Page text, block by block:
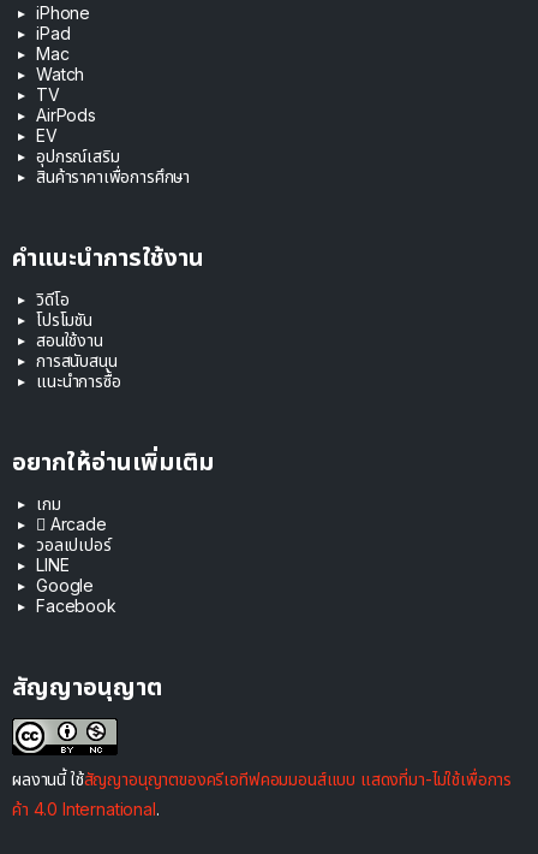
iPhone
iPad
Mac
Watch
TV
AirPods
EV
อุปกรณ์เสริม
สินค้าราคาเพื่อการศึกษา
คำแนะนำการใช้งาน
วิดีโอ
โปรโมชัน
สอนใช้งาน
การสนับสนุน
แนะนำการซื้อ
อยากให้อ่านเพิ่มเติม
เกม
 Arcade
วอลเปเปอร์
LINE
Google
Facebook
สัญญาอนุญาต
ผลงานนี้ ใช้สัญญาอนุญาตของครีเอทีฟคอมมอนส์แบบ แสดงที่มา-ไม่ใช้เพื่อการ
ค้า 4.0 International.